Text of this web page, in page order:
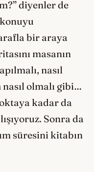
diyenler de
bir araya
masanın
nasıl
olmalı gibi…
kadar da
Sonra da
süresini kitabın